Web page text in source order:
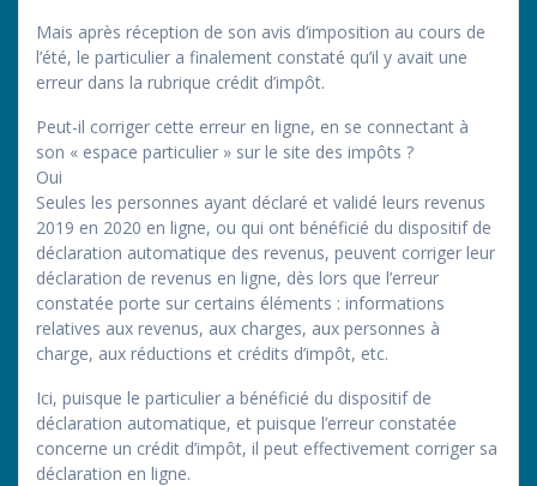
Mais après réception de son avis d’imposition au cours de
l’été, le particulier a finalement constaté qu’il y avait une
erreur dans la rubrique crédit d’impôt.
Peut-il corriger cette erreur en ligne, en se connectant à
son « espace particulier » sur le site des impôts ?
Oui
Seules les personnes ayant déclaré et validé leurs revenus
2019 en 2020 en ligne, ou qui ont bénéficié du dispositif de
déclaration automatique des revenus, peuvent corriger leur
déclaration de revenus en ligne, dès lors que l’erreur
constatée porte sur certains éléments : informations
relatives aux revenus, aux charges, aux personnes à
charge, aux réductions et crédits d’impôt, etc.
Ici, puisque le particulier a bénéficié du dispositif de
déclaration automatique, et puisque l’erreur constatée
concerne un crédit d’impôt, il peut effectivement corriger sa
déclaration en ligne.